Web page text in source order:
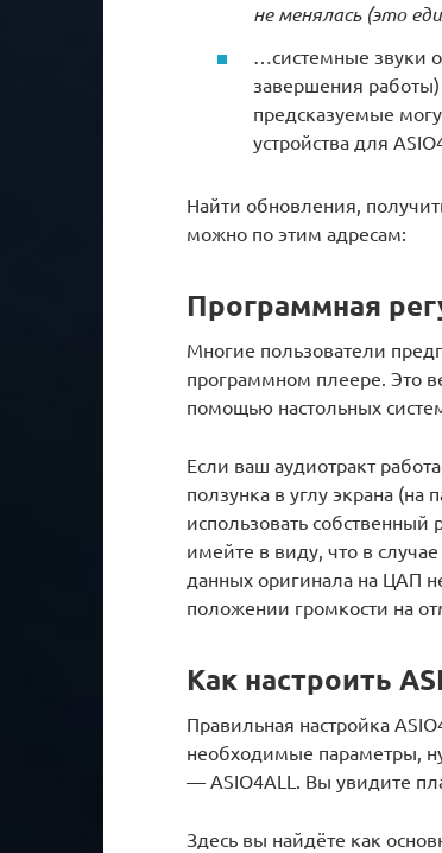
не менялась (это
…системные звуки
завершения
предсказуемые
устройства для
Найти обновления,
можно по этим адресам:
Программная
Многие пользователи
программном плеере. Это
помощью настольных
Если ваш аудиотракт
ползунка в углу экрана (на
использовать
имейте в виду, что в
данных оригинала на ЦАП
положении громкости на
Как настроить
Правильная настройка
необходимые параметры,
— ASIO4ALL. Вы увидите
Здесь вы найдёте как